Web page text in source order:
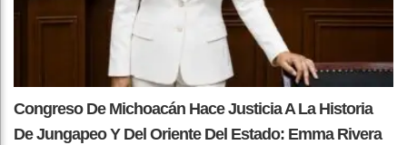
Congreso De Michoacán Hace Justicia A La Historia
De Jungapeo Y Del Oriente Del Estado: Emma Rivera